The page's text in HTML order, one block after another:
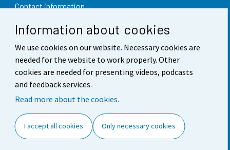
Information about cookies
We use cookies on our website. Necessary cookies are
needed for the website to work properly. Other
cookies are needed for presenting videos, podcasts
and feedback services.
Read more about the cookies.
I accept all cookies Only necessary cookies
Contact information
Feedback
Terms of use
Data protection
Accessibility
Cookie settings